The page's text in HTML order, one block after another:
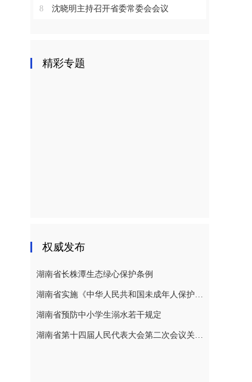
8 沈晓明主持召开省委常委会会议
精彩专题
权威发布
湖南省长株潭生态绿心保护条例
湖南省实施《中华人民共和国未成年人保护法》若干规定
湖南省预防中小学生溺水若干规定
湖南省第十四届人民代表大会第二次会议关于湖南省人民代表大会常务委员会工作报告的决议